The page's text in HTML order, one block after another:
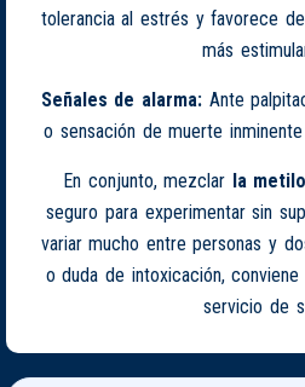
tolerancia al estrés y favorece
más
Señales de alarma: Ante
o sensación de muerte
En conjunto, mezclar la
seguro para experimentar sin
variar mucho entre personas y
o duda de intoxicación,
servicio de